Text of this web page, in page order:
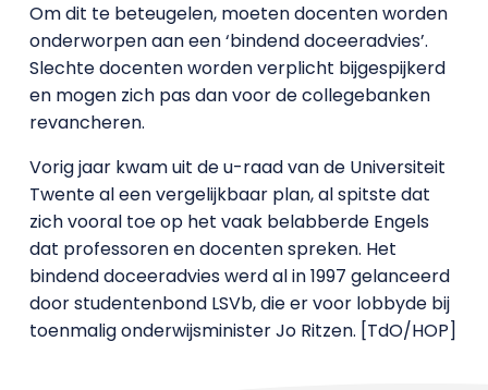
Om dit te beteugelen, moeten docenten worden
onderworpen aan een ‘bindend doceeradvies’.
Slechte docenten worden verplicht bijgespijkerd
en mogen zich pas dan voor de collegebanken
revancheren.
Vorig jaar kwam uit de u-raad van de Universiteit
Twente al een vergelijkbaar plan, al spitste dat
zich vooral toe op het vaak belabberde Engels
dat professoren en docenten spreken. Het
bindend doceeradvies werd al in 1997 gelanceerd
door studentenbond LSVb, die er voor lobbyde bij
toenmalig onderwijsminister Jo Ritzen. [TdO/HOP]